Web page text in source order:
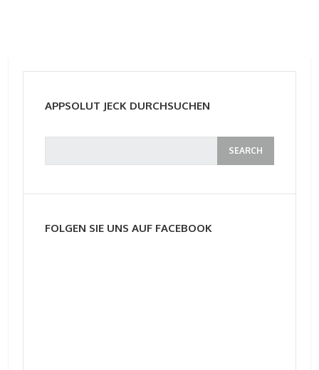
APPSOLUT JECK DURCHSUCHEN
FOLGEN SIE UNS AUF FACEBOOK